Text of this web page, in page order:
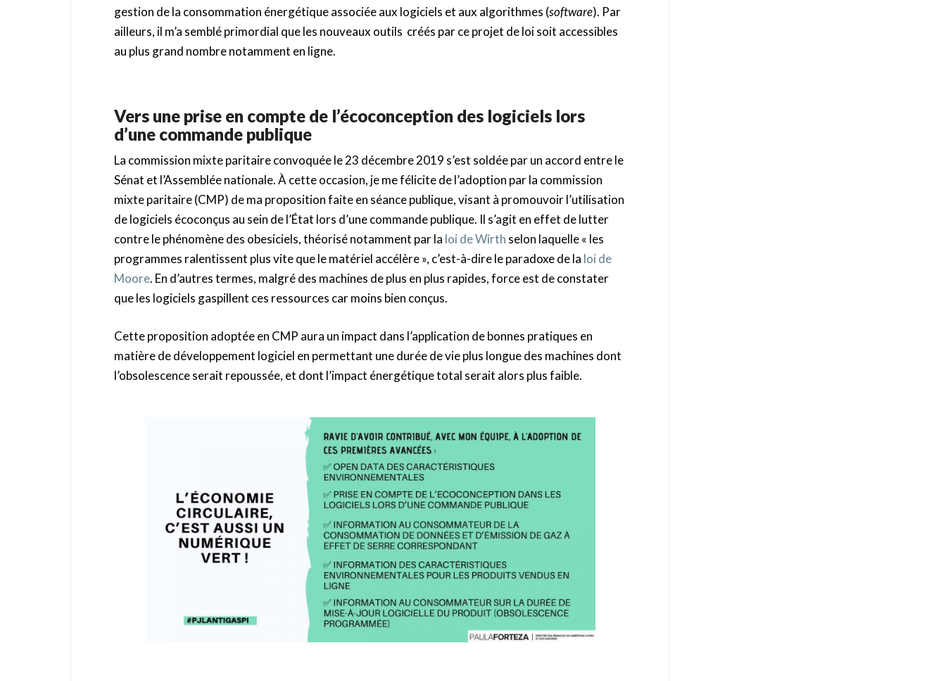
gestion de la consommation énergétique associée aux logiciels et aux algorithmes (software). Par
ailleurs, il m’a semblé primordial que les nouveaux outils créés par ce projet de loi soit accessibles
au plus grand nombre notamment en ligne.
Vers une prise en compte de l’écoconception des logiciels lors
d’une commande publique
La commission mixte paritaire convoquée le 23 décembre 2019 s’est soldée par un accord entre le
Sénat et l’Assemblée nationale. À cette occasion, je me félicite de l’adoption par la commission
mixte paritaire (CMP) de ma proposition faite en séance publique, visant à promouvoir l’utilisation
de logiciels écoconçus au sein de l’État lors d’une commande publique. Il s’agit en effet de lutter
contre le phénomène des obesiciels, théorisé notamment par la loi de Wirth selon laquelle « les
programmes ralentissent plus vite que le matériel accélère », c’est-à-dire le paradoxe de la loi de
Moore. En d’autres termes, malgré des machines de plus en plus rapides, force est de constater
que les logiciels gaspillent ces ressources car moins bien conçus.
Cette proposition adoptée en CMP aura un impact dans l’application de bonnes pratiques en
matière de développement logiciel en permettant une durée de vie plus longue des machines dont
l’obsolescence serait repoussée, et dont l’impact énergétique total serait alors plus faible.